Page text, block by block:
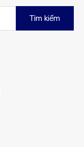
kiếm
cho: